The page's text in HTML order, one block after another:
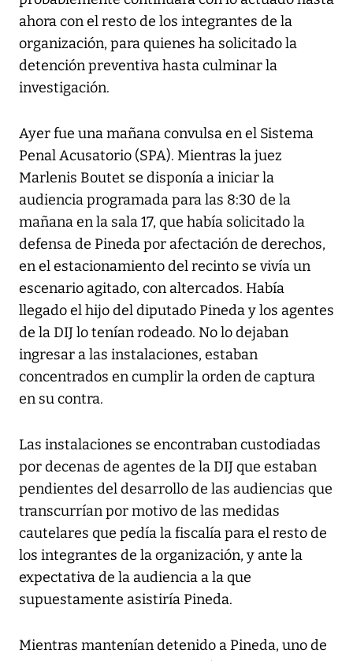
ahora con el resto de los integrantes de la
organización, para quienes ha solicitado la
detención preventiva hasta culminar la
investigación.
Ayer fue una mañana convulsa en el Sistema
Penal Acusatorio (SPA). Mientras la juez
Marlenis Boutet se disponía a iniciar la
audiencia programada para las 8:30 de la
mañana en la sala 17, que había solicitado la
defensa de Pineda por afectación de derechos,
en el estacionamiento del recinto se vivía un
escenario agitado, con altercados. Había
llegado el hijo del diputado Pineda y los agentes
de la DIJ lo tenían rodeado. No lo dejaban
ingresar a las instalaciones, estaban
concentrados en cumplir la orden de captura
en su contra.
Las instalaciones se encontraban custodiadas
por decenas de agentes de la DIJ que estaban
pendientes del desarrollo de las audiencias que
transcurrían por motivo de las medidas
cautelares que pedía la fiscalía para el resto de
los integrantes de la organización, y ante la
expectativa de la audiencia a la que
supuestamente asistiría Pineda.
Mientras mantenían detenido a Pineda, uno de